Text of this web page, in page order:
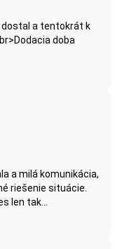
dostal a tentokrát k
doba
a milá komunikácia,
riešenie situácie.
len tak...